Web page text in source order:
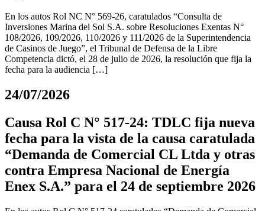
En los autos Rol NC N° 569-26, caratulados “Consulta de
Inversiones Marina del Sol S.A. sobre Resoluciones Exentas N°
108/2026, 109/2026, 110/2026 y 111/2026 de la Superintendencia
de Casinos de Juego”, el Tribunal de Defensa de la Libre
Competencia dictó, el 28 de julio de 2026, la resolución que fija la
fecha para la audiencia […]
24/07/2026
Causa Rol C N° 517-24: TDLC fija nueva
fecha para la vista de la causa caratulada
“Demanda de Comercial CL Ltda y otras
contra Empresa Nacional de Energía
Enex S.A.” para el 24 de septiembre 2026